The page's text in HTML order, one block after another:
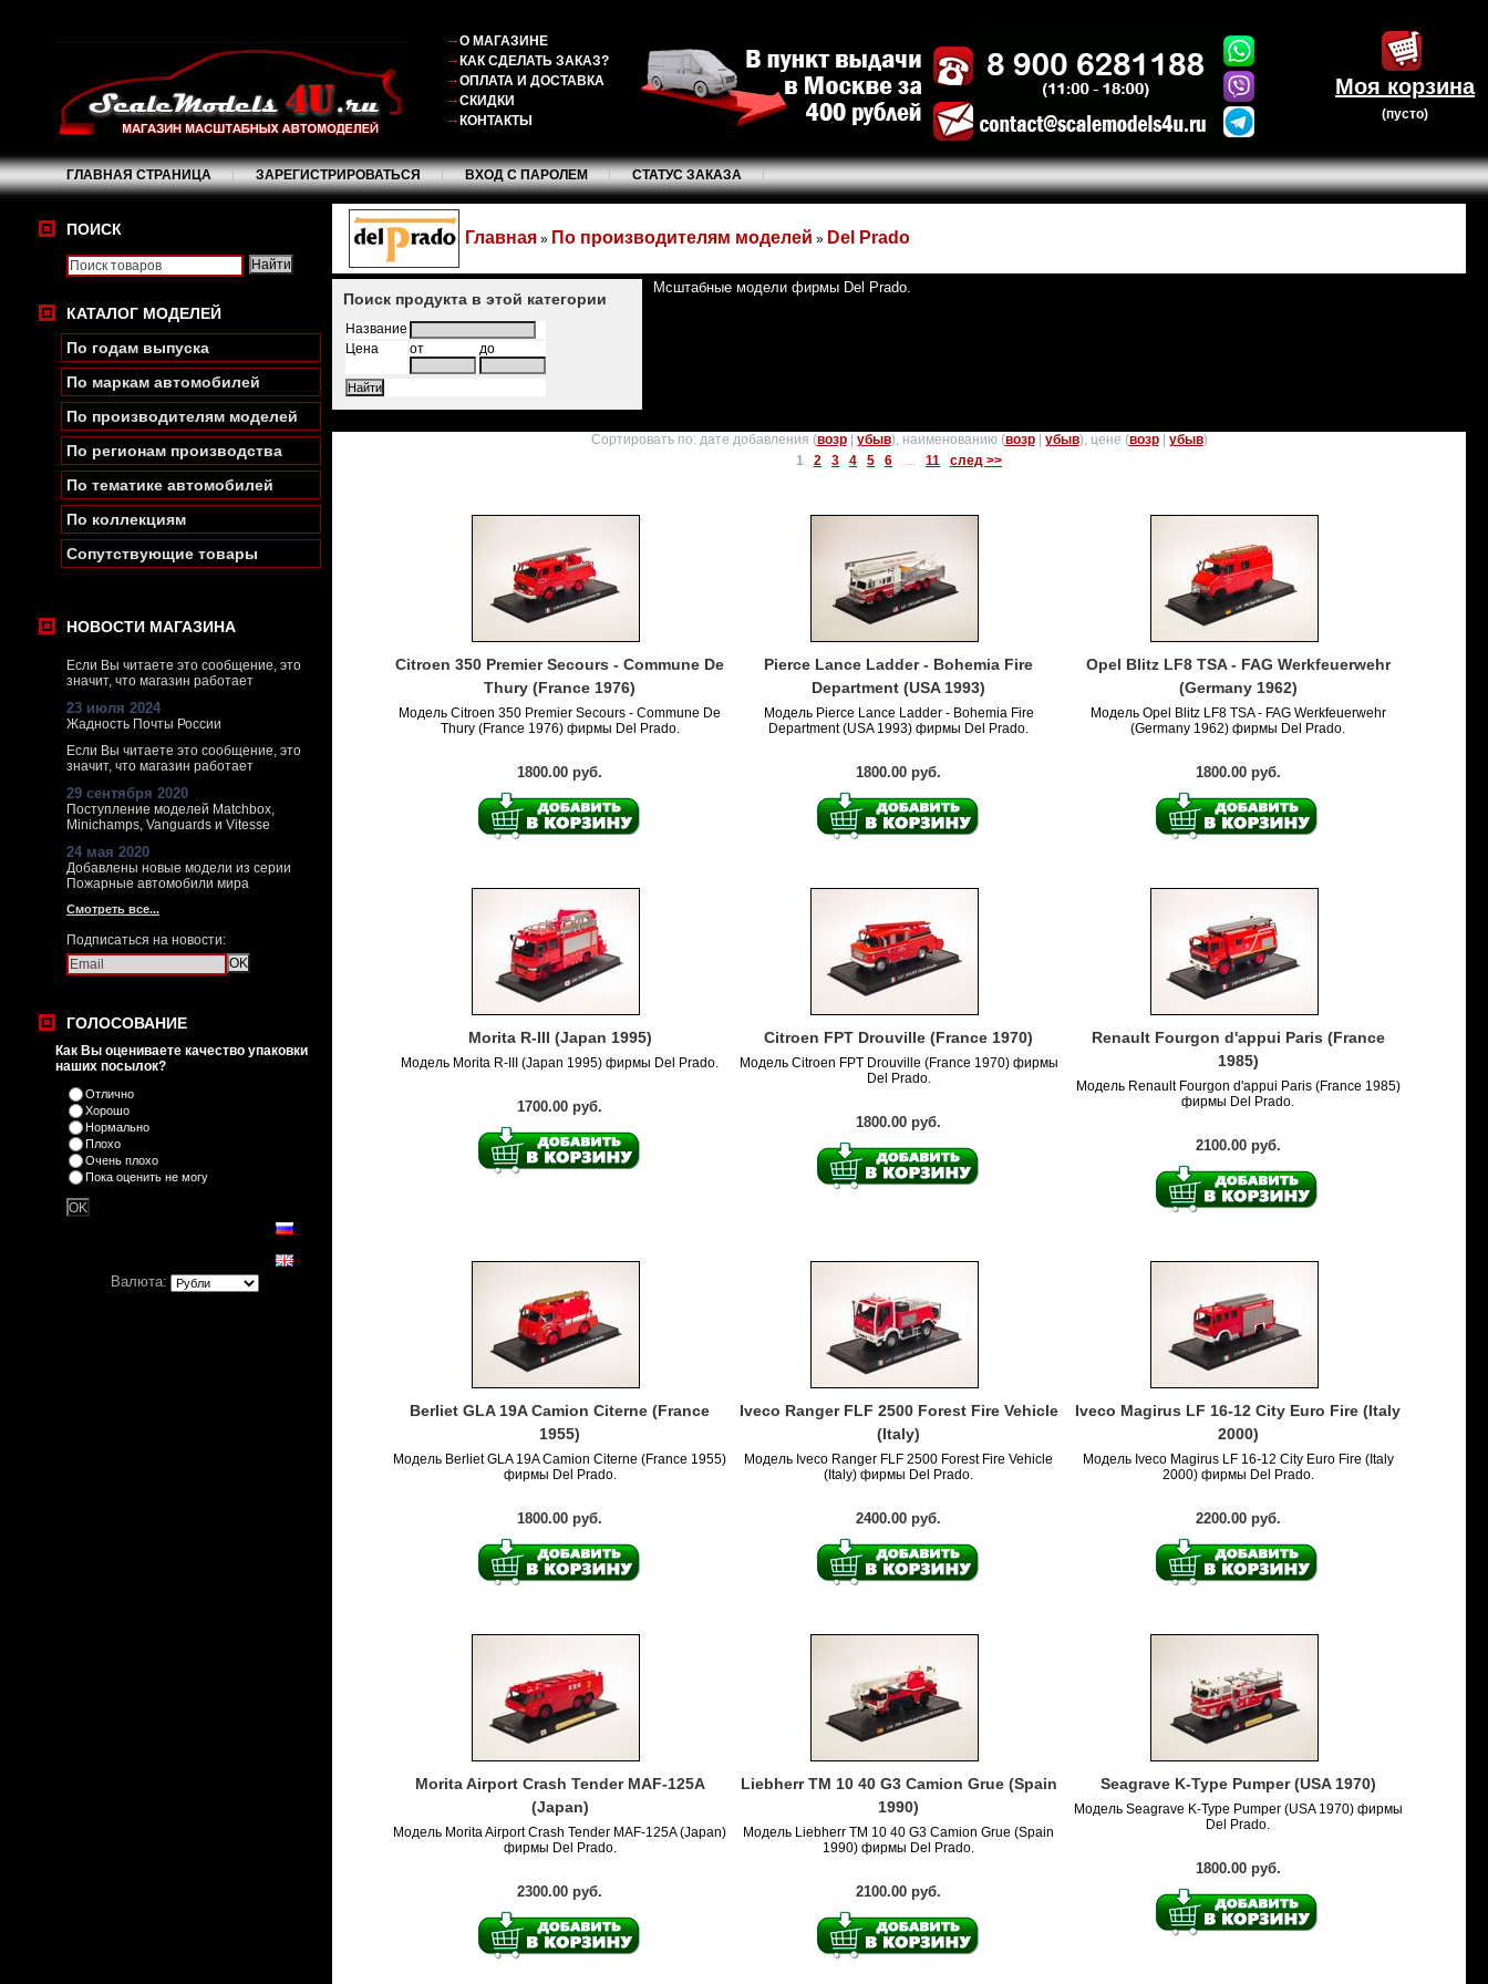
О МАГАЗИНЕ
КАК СДЕЛАТЬ ЗАКАЗ?
ОПЛАТА И ДОСТАВКА
СКИДКИ
КОНТАКТЫ
Моя корзина
(пусто)
ГЛАВНАЯ СТРАНИЦА ЗАРЕГИСТРИРОВАТЬСЯ ВХОД С ПАРОЛЕМ СТАТУС ЗАКАЗА
ПОИСК
КАТАЛОГ МОДЕЛЕЙ
По годам выпуска
По маркам автомобилей
По производителям моделей
По регионам производства
По тематике автомобилей
По коллекциям
Сопутствующие товары
НОВОСТИ МАГАЗИНА
Если Вы читаете это сообщение, это
значит, что магазин работает
23 июля 2024
Жадность Почты России
Если Вы читаете это сообщение, это
значит, что магазин работает
29 сентября 2020
Поступление моделей Matchbox,
Minichamps, Vanguards и Vitesse
24 мая 2020
Добавлены новые модели из серии
Пожарные автомобили мира
Смотреть все...
Подписаться на новости:
ГОЛОСОВАНИЕ
Как Вы оцениваете качество упаковки
наших посылок?
Отлично
Хорошо
Нормально
Плохо
Очень плохо
Пока оценить не могу
Валюта:
Главная » По производителям моделей » Del Prado
Поиск продукта в этой категории
Название
Цена
от до
Мсштабные модели фирмы Del Prado.
Сортировать по: дате добавления (возр| убыв), наименованию (возр| убыв), цене (возр| убыв)
1
2 3 4 5 6 ... 11 след >>
Citroen 350 Premier Secours - Commune De
Thury (France 1976)
Модель Citroen 350 Premier Secours - Commune De
Thury (France 1976) фирмы Del Prado.
1800.00 руб.
Pierce Lance Ladder - Bohemia Fire
Department (USA 1993)
Модель Pierce Lance Ladder - Bohemia Fire
Department (USA 1993) фирмы Del Prado.
1800.00 руб.
Opel Blitz LF8 TSA - FAG Werkfeuerwehr
(Germany 1962)
Модель Opel Blitz LF8 TSA - FAG Werkfeuerwehr
(Germany 1962) фирмы Del Prado.
1800.00 руб.
Morita R-III (Japan 1995)
Модель Morita R-III (Japan 1995) фирмы Del Prado.
1700.00 руб.
Citroen FPT Drouville (France 1970)
Модель Citroen FPT Drouville (France 1970) фирмы
Del Prado.
1800.00 руб.
Renault Fourgon d'appui Paris (France
1985)
Модель Renault Fourgon d'appui Paris (France 1985)
фирмы Del Prado.
2100.00 руб.
Berliet GLA 19A Camion Citerne (France
1955)
Модель Berliet GLA 19A Camion Citerne (France 1955)
фирмы Del Prado.
1800.00 руб.
Iveco Ranger FLF 2500 Forest Fire Vehicle
(Italy)
Модель Iveco Ranger FLF 2500 Forest Fire Vehicle
(Italy) фирмы Del Prado.
2400.00 руб.
Iveco Magirus LF 16-12 City Euro Fire (Italy
2000)
Модель Iveco Magirus LF 16-12 City Euro Fire (Italy
2000) фирмы Del Prado.
2200.00 руб.
Morita Airport Crash Tender MAF-125A
(Japan)
Модель Morita Airport Crash Tender MAF-125A (Japan)
фирмы Del Prado.
2300.00 руб.
Liebherr TM 10 40 G3 Camion Grue (Spain
1990)
Модель Liebherr TM 10 40 G3 Camion Grue (Spain
1990) фирмы Del Prado.
2100.00 руб.
Seagrave K-Type Pumper (USA 1970)
Модель Seagrave K-Type Pumper (USA 1970) фирмы
Del Prado.
1800.00 руб.